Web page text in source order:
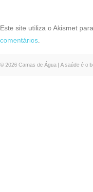
Este site utiliza o Akismet
comentários
© 2026 Camas de Água | A saúde é o